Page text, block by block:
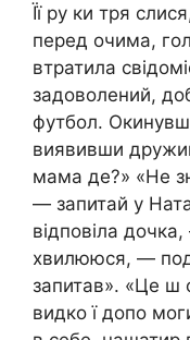
Її ру ки тря
перед очима,
втратила
задоволений,
футбол.
виявивши
мама де?» «Не
— запитай у
відповіла
хвилююся, —
запитав». «Це ш
видко ї допо